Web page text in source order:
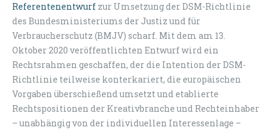
Referentenentwurf zur Umsetzung der DSM-Richtlinie
des Bundesministeriums der Justiz und für
Verbraucherschutz (BMJV) scharf. Mit dem am 13.
Oktober 2020 veröffentlichten Entwurf wird ein
Rechtsrahmen geschaffen, der die Intention der DSM-
Richtlinie teilweise konterkariert, die europäischen
Vorgaben überschießend umsetzt und etablierte
Rechtspositionen der Kreativbranche und Rechteinhaber
– unabhängig von der individuellen Interessenlage –